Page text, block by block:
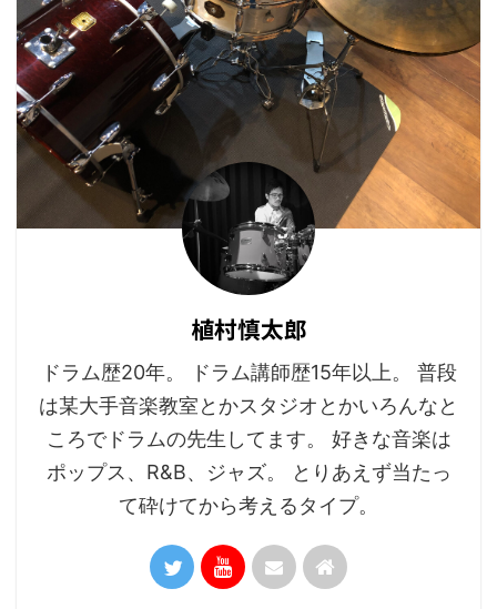
ですよ」とか「それだけ
上手かったらスネア買っ
てもいいんじゃないです
か？」とか言ってドラム
沼から手をこまねいてい
ます。 ですが、「うー
ん…」というお返事をよ
くいた ...
植村慎太郎
ドラム歴20年。 ドラム講師歴15年以上。 普段
は某大手音楽教室とかスタジオとかいろんなと
ころでドラムの先生してます。 好きな音楽は
ポップス、R&B、ジャズ。 とりあえず当たっ
て砕けてから考えるタイプ。